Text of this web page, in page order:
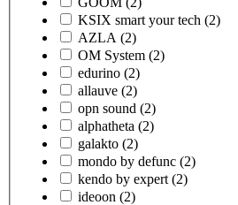
KSIX smart your tech (2)
AZLA (2)
OM System (2)
edurino (2)
allauve (2)
opn sound (2)
alphatheta (2)
galakto (2)
mondo by defunc (2)
kendo by expert (2)
ideoon (2)